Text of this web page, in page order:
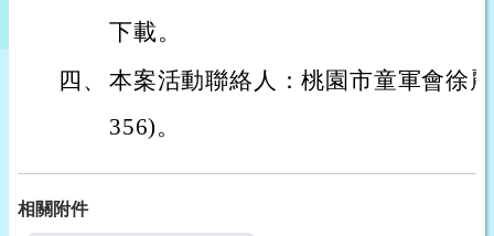
下載。
四、 本案活動聯絡人：桃園市童軍會徐
356)。
相關附件